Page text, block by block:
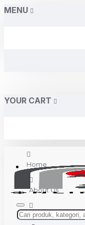
MENU
YOUR CART
Home
About Us
Contact